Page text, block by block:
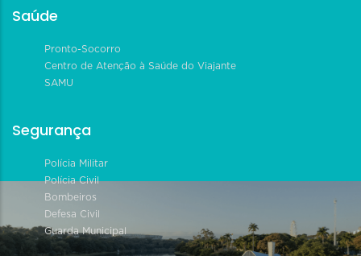
Saúde
Pronto-Socorro
Centro de Atenção à Saúde do Viajante
SAMU
Segurança
Polícia Militar
Polícia Civil
Bombeiros
Defesa Civil
Guarda Municipal